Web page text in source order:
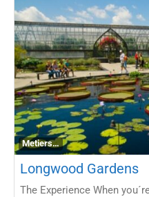
Metiers…
Longwood Gardens
The Experience When